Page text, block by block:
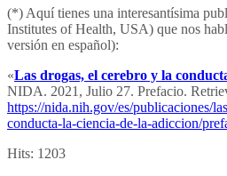
(*) Aquí tienes una interesantísima
Institutes of Health, USA) que nos
versión en español):
«Las drogas, el cerebro y la
NIDA. 2021, Julio 27. Prefacio.
https://nida.nih.gov/es/publicaciones/
conducta-la-ciencia-de-la-adiccion/
Hits: 1203